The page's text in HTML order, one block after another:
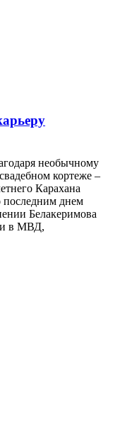
необычному
кортеже –
Карахана
последним днем
Белакеримова
в МВД,